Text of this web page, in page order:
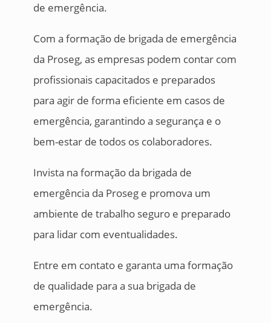
de emergência.
Com a formação de brigada de emergência
da Proseg, as empresas podem contar com
profissionais capacitados e preparados
para agir de forma eficiente em casos de
emergência, garantindo a segurança e o
bem-estar de todos os colaboradores.
Invista na formação da brigada de
emergência da Proseg e promova um
ambiente de trabalho seguro e preparado
para lidar com eventualidades.
Entre em contato e garanta uma formação
de qualidade para a sua brigada de
emergência.